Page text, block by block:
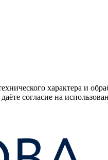
характера и
согласие на